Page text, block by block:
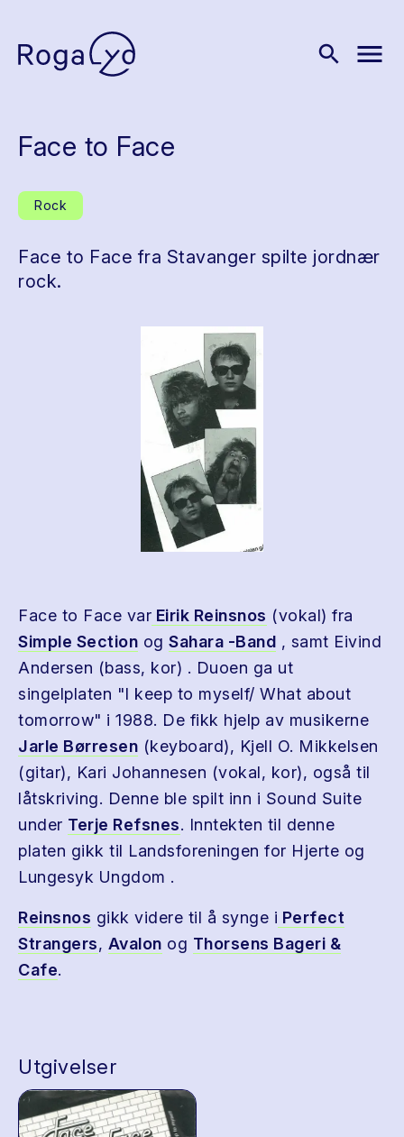
search menu
Face to Face
Rock
Face to Face fra Stavanger spilte jordnær
rock.
Face to Face var Eirik Reinsnos (vokal) fra
Simple Section og Sahara -Band , samt Eivind
Andersen (bass, kor) . Duoen ga ut
singelplaten "I keep to myself/ What about
tomorrow" i 1988. De fikk hjelp av musikerne
Jarle Børresen (keyboard), Kjell O. Mikkelsen
(gitar), Kari Johannesen (vokal, kor), også til
låtskriving. Denne ble spilt inn i Sound Suite
under Terje Refsnes. Inntekten til denne
platen gikk til Landsforeningen for Hjerte og
Lungesyk Ungdom .
Reinsnos gikk videre til å synge i Perfect
Strangers, Avalon og Thorsens Bageri &
Cafe.
Utgivelser